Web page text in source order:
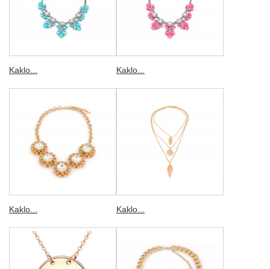
Kaklo... Kaklo...
Kaklo... Kaklo...